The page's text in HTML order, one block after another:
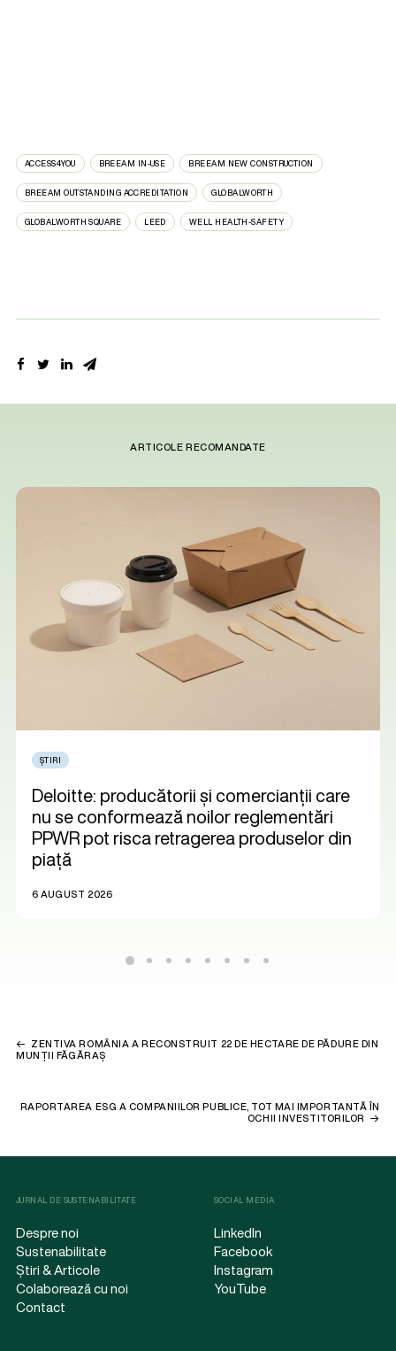
ACCESS4YOU BREEAM IN-USE BREEAM NEW CONSTRUCTION
BREEAM OUTSTANDING ACCREDITATION GLOBALWORTH
GLOBALWORTH SQUARE LEED WELL HEALTH-SAFETY
ARTICOLE RECOMANDATE
ȘTIRI
Deloitte: producătorii și comercianții care
nu se conformează noilor reglementări
PPWR pot risca retragerea produselor din
piață
6 AUGUST 2026
ZENTIVA ROMÂNIA A RECONSTRUIT 22 DE HECTARE DE PĂDURE DIN
MUNȚII FĂGĂRAȘ
RAPORTAREA ESG A COMPANIILOR PUBLICE, TOT MAI IMPORTANTĂ ÎN
OCHII INVESTITORILOR
JURNAL DE SUSTENABILITATE
Despre noi
Sustenabilitate
Știri & Articole
Colaborează cu noi
Contact
SOCIAL MEDIA
LinkedIn
Facebook
Instagram
YouTube